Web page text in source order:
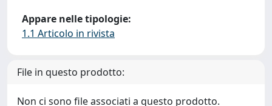
Appare nelle tipologie:
1.1 Articolo in rivista
File in questo prodotto:
Non ci sono file associati a questo prodotto.